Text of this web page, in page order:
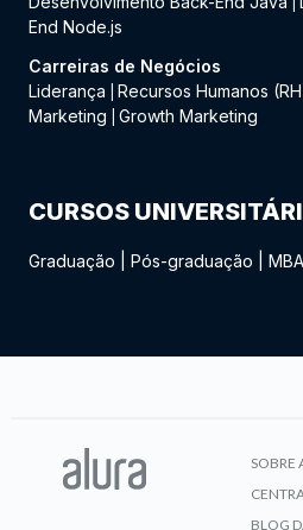
End Node.js
Carreiras de Negócios
Liderança
Recursos Humanos
Marketing
Growth Marketing
CURSOS
Graduação Pós-graduação MBA
SOBRE
BLOG